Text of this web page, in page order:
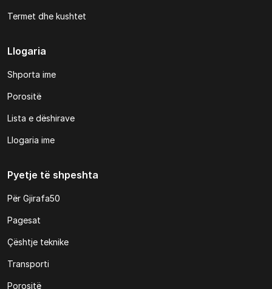
Termet dhe kushtet
Llogaria
Shporta ime
Porositë
Lista e dëshirave
Llogaria ime
Pyetje të shpeshta
Për Gjirafa50
Pagesat
Çështje teknike
Transporti
Porositë